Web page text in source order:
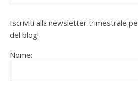
Iscriviti alla newsletter trimestrale
del blog!
Nome: